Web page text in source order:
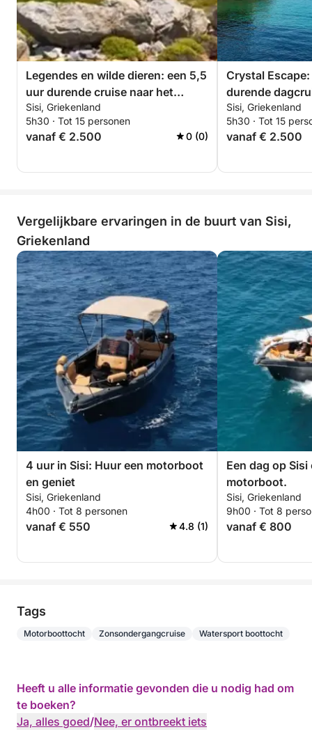
terwijl de hemel overgaat in de nacht.
De kleine groepsgrootte zorgt voor een intieme
ervaring, met persoonlijke verhalen, lokale inzichten
en voldoende ruimte om te ontspannen en alles in je
op te nemen. Of je nu een natuurliefhebber bent, een
romanticus in hart en nieren, of gewoon op zoek
bent naar iets anders, deze cruise bij
zonsondergang biedt een moment van stilte en
gouden licht!
Legendes en wilde dieren: een 5,5
uur durende cruise naar het
mythische Dia-eiland
Sisi, Griekenland
5h30 · Tot 15 personen
vanaf € 2.500 0 (0)
Crystal
durende
Beach
Sisi, Griekenland
5h30 · Tot 15
vanaf € 2.500
Vergelijkbare ervaringen in de buurt van Sisi,
Griekenland
4 uur in Sisi: Huur een motorboot
en geniet
Sisi, Griekenland
4h00 · Tot 8 personen
vanaf € 550 4.8 (1)
Een dag op Sisi
motorboot.
Sisi, Griekenland
9h00 · Tot 8
vanaf € 800
Tags
Motorboottocht Zonsondergangcruise Watersport boottocht
Heeft u alle informatie gevonden die u nodig had om
te boeken?
Ja, alles goed/Nee, er ontbreekt iets